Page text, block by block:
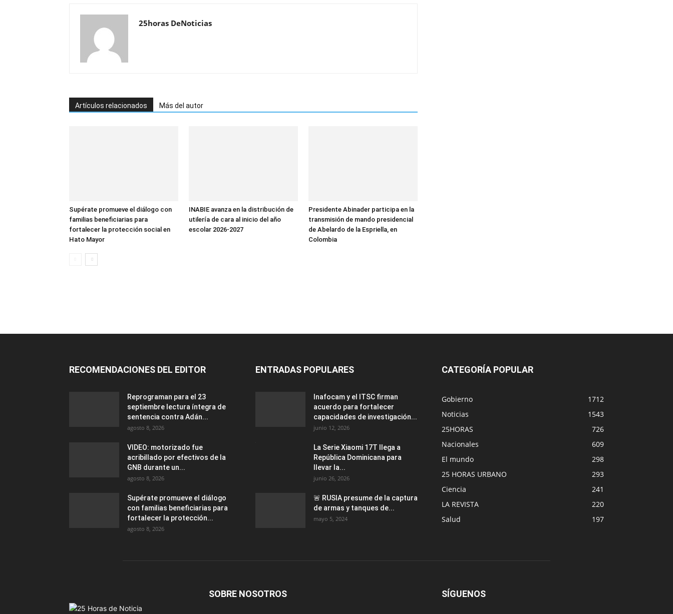
25horas DeNoticias
Artículos relacionados Más del autor
Supérate promueve el diálogo con
familias beneficiarias para
fortalecer la protección social en
Hato Mayor
INABIE avanza en la distribución de
utilería de cara al inicio del año
escolar 2026-2027
Presidente Abinader participa en la
transmisión de mando presidencial
de Abelardo de la Espriella, en
Colombia
RECOMENDACIONES DEL EDITOR
Reprograman para el 23
septiembre lectura íntegra de
sentencia contra Adán...
agosto 8, 2026
VIDEO: motorizado fue
acribillado por efectivos de la
GNB durante un...
agosto 8, 2026
Supérate promueve el diálogo
con familias beneficiarias para
fortalecer la protección...
agosto 8, 2026
ENTRADAS POPULARES
Inafocam y el ITSC firman
acuerdo para fortalecer
capacidades de investigación...
junio 12, 2026
La Serie Xiaomi 17T llega a
República Dominicana para
llevar la...
junio 26, 2026
🚨 RUSIA presume de la captura
de armas y tanques de...
mayo 5, 2024
CATEGORÍA POPULAR
Gobierno
1712
Noticias
1543
25HORAS
726
Nacionales
609
El mundo
298
25 HORAS URBANO
293
Ciencia
241
LA REVISTA
220
Salud
197
SOBRE NOSOTROS SÍGUENOS